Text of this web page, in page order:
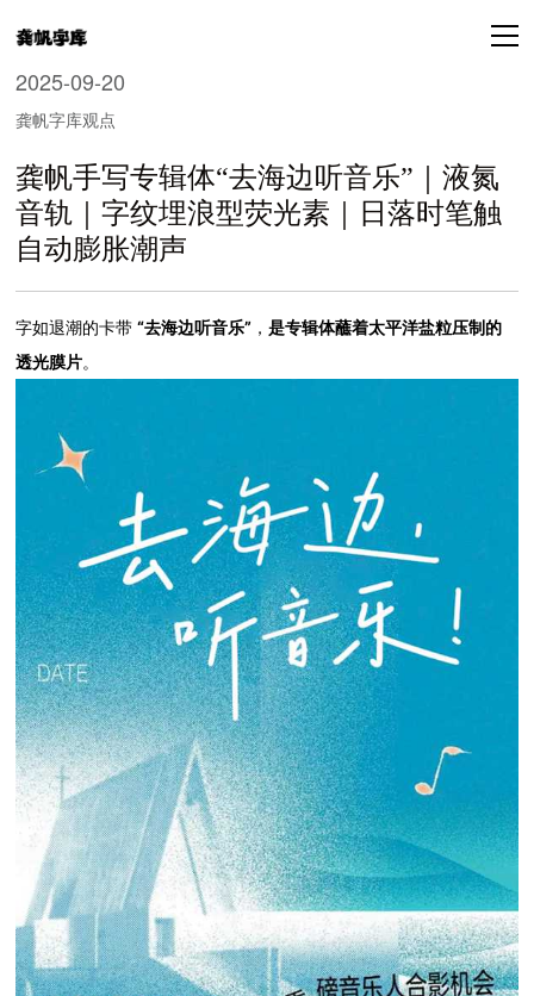
2025-09-20
龚帆字库观点
龚帆手写专辑体“去海边听音乐”｜液氮
音轨｜字纹埋浪型荧光素｜日落时笔触
自动膨胀潮声
字如退潮的卡带“去海边听音乐” ，是专辑体蘸着太平洋盐粒压制的
透光膜片。